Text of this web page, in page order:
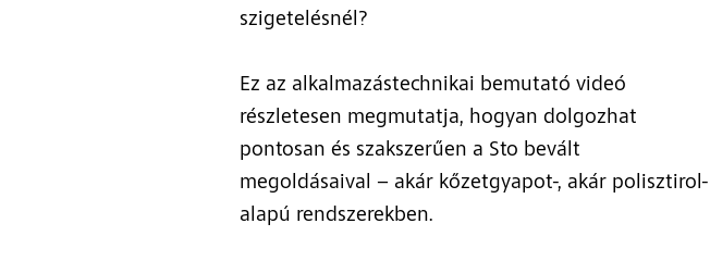
szigetelésnél?
Ez az alkalmazástechnikai bemutató videó
részletesen megmutatja, hogyan dolgozhat
pontosan és szakszerűen a Sto bevált
megoldásaival – akár kőzetgyapot-, akár polisztirol-
alapú rendszerekben.